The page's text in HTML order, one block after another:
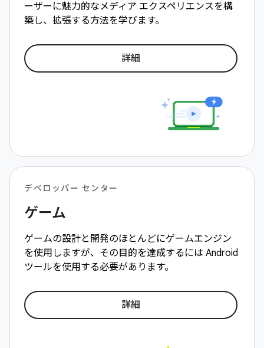
ーザーに魅力的なメディア エクスペリエンスを構
築し、拡張する方法を学びます。
詳細
デベロッパー センター
ゲーム
ゲームの設計と開発のほとんどにゲームエンジン
を使用しますが、その目的を達成するには Android
ツールを使用する必要があります。
詳細